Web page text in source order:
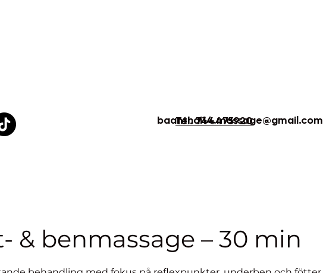
Tel. 744475920
baanthai14.massage@gmail.com
& benmassage – 30 min